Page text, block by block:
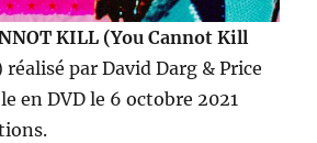
KILL (You Cannot Kill
réalisé par David Darg & Price
en DVD le 6 octobre 2021